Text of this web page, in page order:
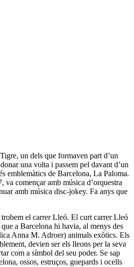
un dels que formaven part d’un
una volta i passem pel davant d’un
emblemàtics de Barcelona, La Paloma.
va començar amb música d’orquestra
amb música disc-jokey. Fa anys que
trobem el carrer Lleó. El curt carrer Lleó
a Barcelona hi havia, al menys des
Anna M. Adroer) animals exòtics. Els
devien ser els lleons per la seva
com a símbol del seu poder. Se sap
ossos, estruços, guepards i ocells